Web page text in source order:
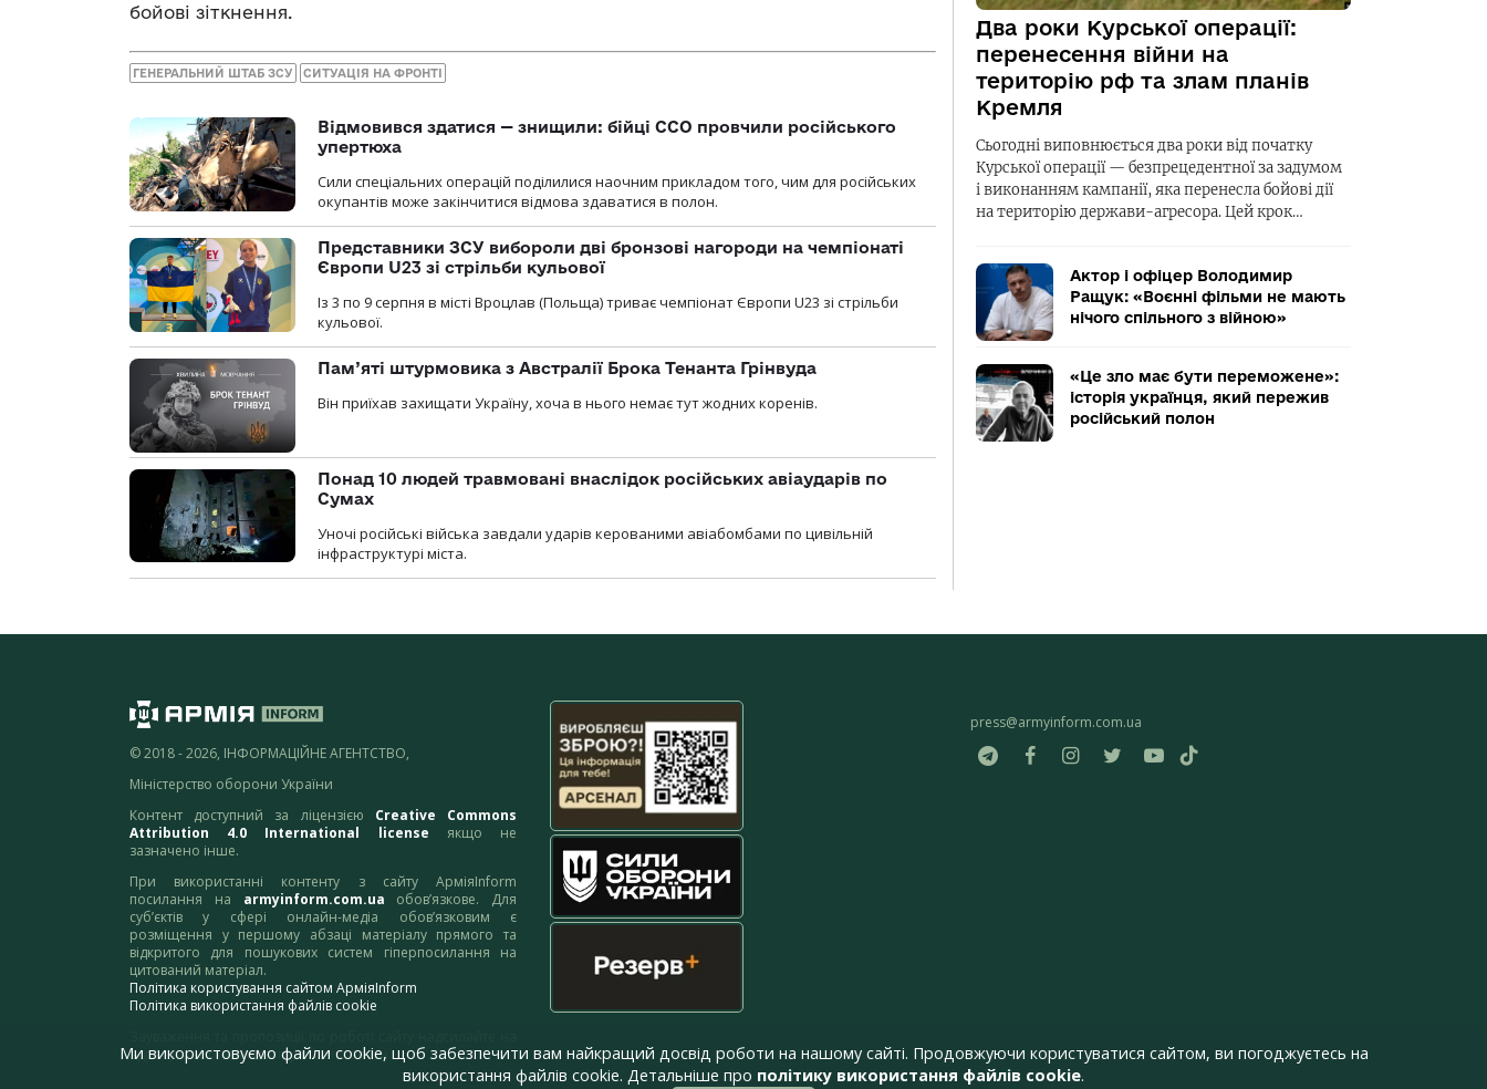
бойові зіткнення.
ГЕНЕРАЛЬНИЙ ШТАБ ЗСУ СИТУАЦІЯ НА ФРОНТІ
Відмовився здатися — знищили: бійці ССО провчили російського
упертюха
Сили спеціальних операцій поділилися наочним прикладом того, чим для російських
окупантів може закінчитися відмова здаватися в полон.
Представники ЗСУ вибороли дві бронзові нагороди на чемпіонаті
Європи U23 зі стрільби кульової
Із 3 по 9 серпня в місті Вроцлав (Польща) триває чемпіонат Європи U23 зі стрільби
кульової.
Пам’яті штурмовика з Австралії Брока Тенанта Грінвуда
Він приїхав захищати Україну, хоча в нього немає тут жодних коренів.
Понад 10 людей травмовані внаслідок російських авіаударів по
Сумах
Уночі російські війська завдали ударів керованими авіабомбами по цивільній
інфраструктурі міста.
Два роки Курської операції:
перенесення війни на
територію рф та злам планів
Кремля
Сьогодні виповнюється два роки від початку
Курської операції — безпрецедентної за задумом
і виконанням кампанії, яка перенесла бойові дії
на територію держави-агресора. Цей крок…
Актор і офіцер Володимир
Ращук: «Воєнні фільми не мають
нічого спільного з війною»
«Це зло має бути переможене»:
історія українця, який пережив
російський полон
© 2018 - 2026, ІНФОРМАЦІЙНЕ АГЕНТСТВО,
Міністерство оборони України
Контент доступний за ліцензією Creative Commons
Attribution 4.0 International license якщо не
зазначено інше.
При використанні контенту з сайту АрміяInform
посилання на armyinform.com.ua обов’язкове. Для
суб’єктів у сфері онлайн-медіа обов’язковим є
розміщення у першому абзаці матеріалу прямого та
відкритого для пошукових систем гіперпосилання на
цитований матеріал.
Політика користування сайтом АрміяInform
Політика використання файлів cookie
адресу:webmaster@armyinform.com.ua
press@armyinform.com.ua
Ми використовуємо файли cookie, щоб забезпечити вам найкращий досвід роботи на нашому сайті. Продовжуючи користуватися сайтом, ви погоджуєтесь на
використання файлів cookie. Детальніше про політику використання файлів cookie.